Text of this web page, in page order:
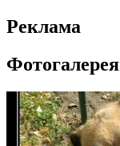
Реклама
Фотогалерея